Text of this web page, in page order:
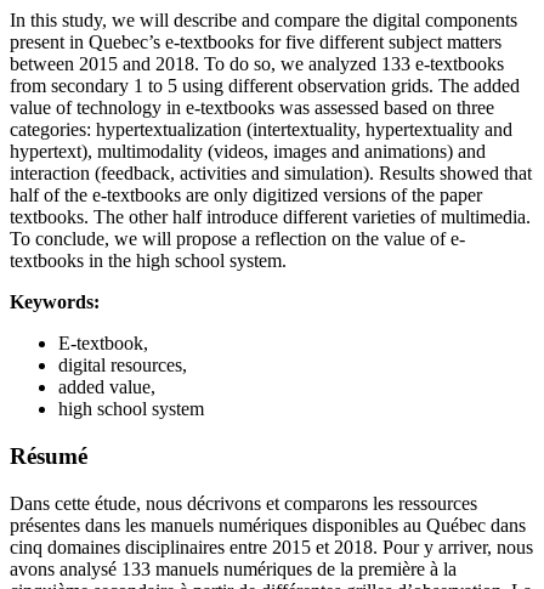
In this study, we will describe and compare the digital components
present in Quebec’s e-textbooks for five different subject matters
between 2015 and 2018. To do so, we analyzed 133 e-textbooks
from secondary 1 to 5 using different observation grids. The added
value of technology in e-textbooks was assessed based on three
categories: hypertextualization (intertextuality, hypertextuality and
hypertext), multimodality (videos, images and animations) and
interaction (feedback, activities and simulation). Results showed that
half of the e-textbooks are only digitized versions of the paper
textbooks. The other half introduce different varieties of multimedia.
To conclude, we will propose a reflection on the value of e-
textbooks in the high school system.
Keywords:
E-textbook,
digital resources,
added value,
high school system
Résumé
Dans cette étude, nous décrivons et comparons les ressources
présentes dans les manuels numériques disponibles au Québec dans
cinq domaines disciplinaires entre 2015 et 2018. Pour y arriver, nous
avons analysé 133 manuels numériques de la première à la